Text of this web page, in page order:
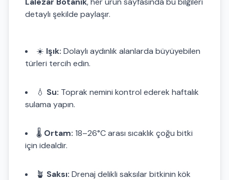
detaylı şekilde paylaşır.
☀️ Işık: Dolaylı aydınlık alanlarda büyüyebilen
türleri tercih edin.
💧 Su: Toprak nemini kontrol ederek haftalık
sulama yapın.
🌡️ Ortam: 18–26°C arası sıcaklık çoğu bitki
için idealdir.
🪴 Saksı: Drenaj delikli saksılar bitkinin kök